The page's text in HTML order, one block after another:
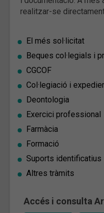
realitzar-se
El més sol·licitat
Beques col·legials i
CGCOF
Col·legiació i
Deontologia
Exercici professional
Farmàcia
Formació
Suports identificatius
Altres tràmits
Accés i consulta